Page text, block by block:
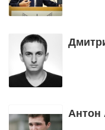
Антон